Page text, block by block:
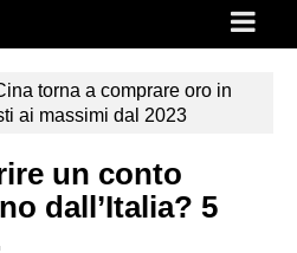
torna a comprare oro in
ai massimi dal 2023
un conto
dall’Italia? 5